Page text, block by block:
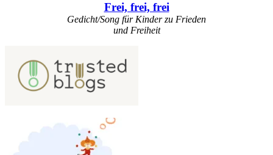
Frei, frei, frei
Gedicht/Song für Kinder zu Frieden
und Freiheit